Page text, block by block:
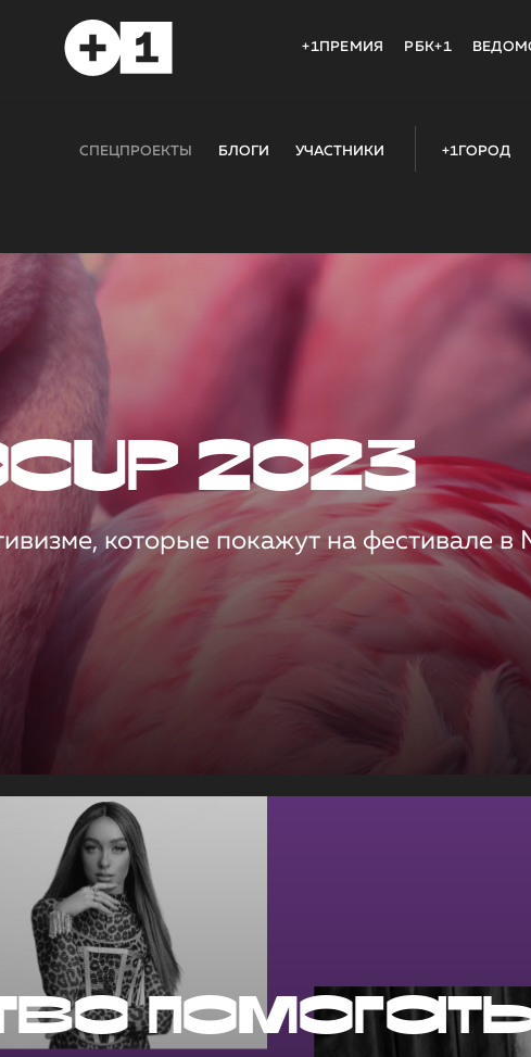
+1ПРЕМИЯ РБК+1
СПЕЦПРОЕКТЫ БЛОГИ УЧАСТНИКИ +1ГОРОД
2023
которые покажут на фестивале в